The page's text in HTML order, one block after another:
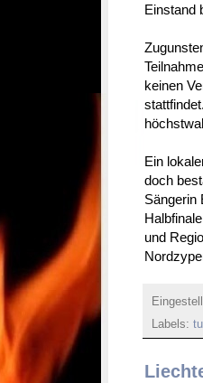
Einstand
keinen
Ein
doch
Sängerin
und
Labels: